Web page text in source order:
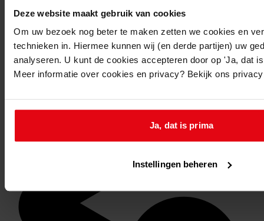
Deze website maakt gebruik van cookies
Om uw bezoek nog beter te maken zetten we cookies en
technieken in. Hiermee kunnen wij (en derde partijen) uw
analyseren. U kunt de cookies accepteren door op 'Ja, dat
Meer informatie over cookies en privacy? Bekijk ons
Ja, dat is prima
Instellingen beheren
Favoriet of een notitie maken